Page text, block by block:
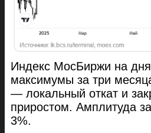
Индекс МосБиржи на
максимумы за три
— локальный откат и
приростом. Амплитуда
3%.